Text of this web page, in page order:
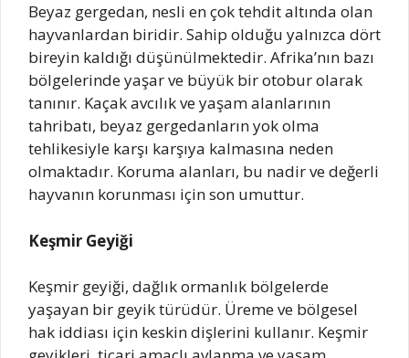
Beyaz gergedan, nesli en çok tehdit altında olan
hayvanlardan biridir. Sahip olduğu yalnızca dört
bireyin kaldığı düşünülmektedir. Afrika’nın bazı
bölgelerinde yaşar ve büyük bir otobur olarak
tanınır. Kaçak avcılık ve yaşam alanlarının
tahribatı, beyaz gergedanların yok olma
tehlikesiyle karşı karşıya kalmasına neden
olmaktadır. Koruma alanları, bu nadir ve değerli
hayvanın korunması için son umuttur.
Keşmir Geyiği
Keşmir geyiği, dağlık ormanlık bölgelerde
yaşayan bir geyik türüdür. Üreme ve bölgesel
hak iddiası için keskin dişlerini kullanır. Keşmir